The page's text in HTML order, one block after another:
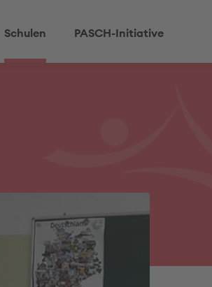
Schulen PASCH-Initiative